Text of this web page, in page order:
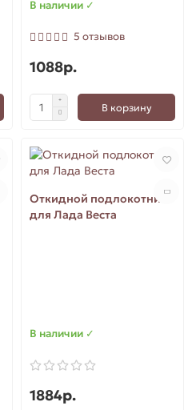
В наличии ✓
5 отзывов
1088р.
В корзину
Откидной подлокотник
для Лада Веста
В наличии ✓
1884р.